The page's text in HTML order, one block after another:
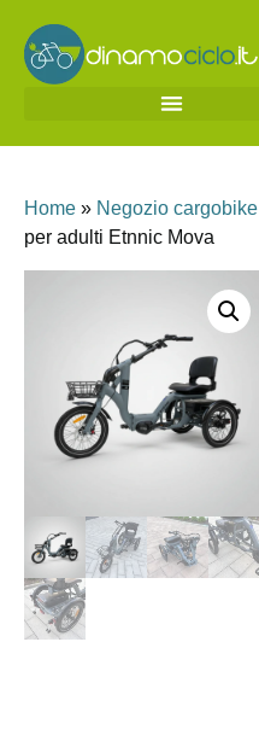
Home » Negozio cargobike
per adulti Etnnic Mova